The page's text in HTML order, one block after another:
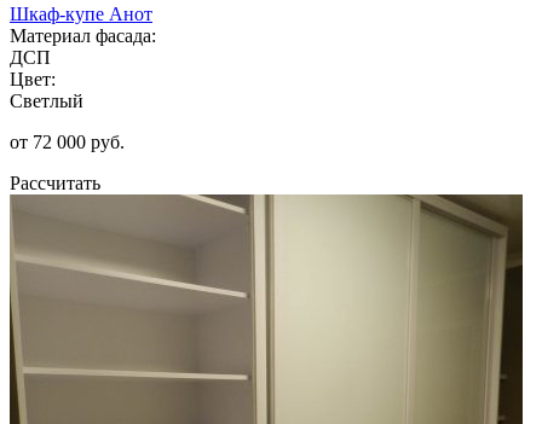
Шкаф-купе Анот
Материал фасада:
ДСП
Цвет:
Светлый
от 72 000 руб.
Рассчитать